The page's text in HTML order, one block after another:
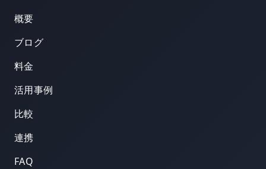
概要
ブログ
料金
活用事例
比較
連携
FAQ